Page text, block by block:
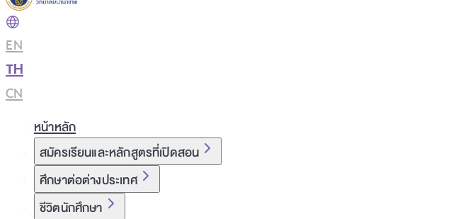
EN
TH
CN
หน้าหลัก
สมัครเรียนและหลักสูตรที่เปิดสอน
ศึกษาต่อต่างประเทศ
ชีวิตนักศึกษา